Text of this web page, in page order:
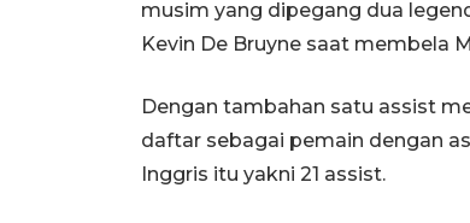
musim yang dipegang dua
Kevin De Bruyne saat membela
Dengan tambahan satu assist
daftar sebagai pemain dengan
Inggris itu yakni 21 assist.